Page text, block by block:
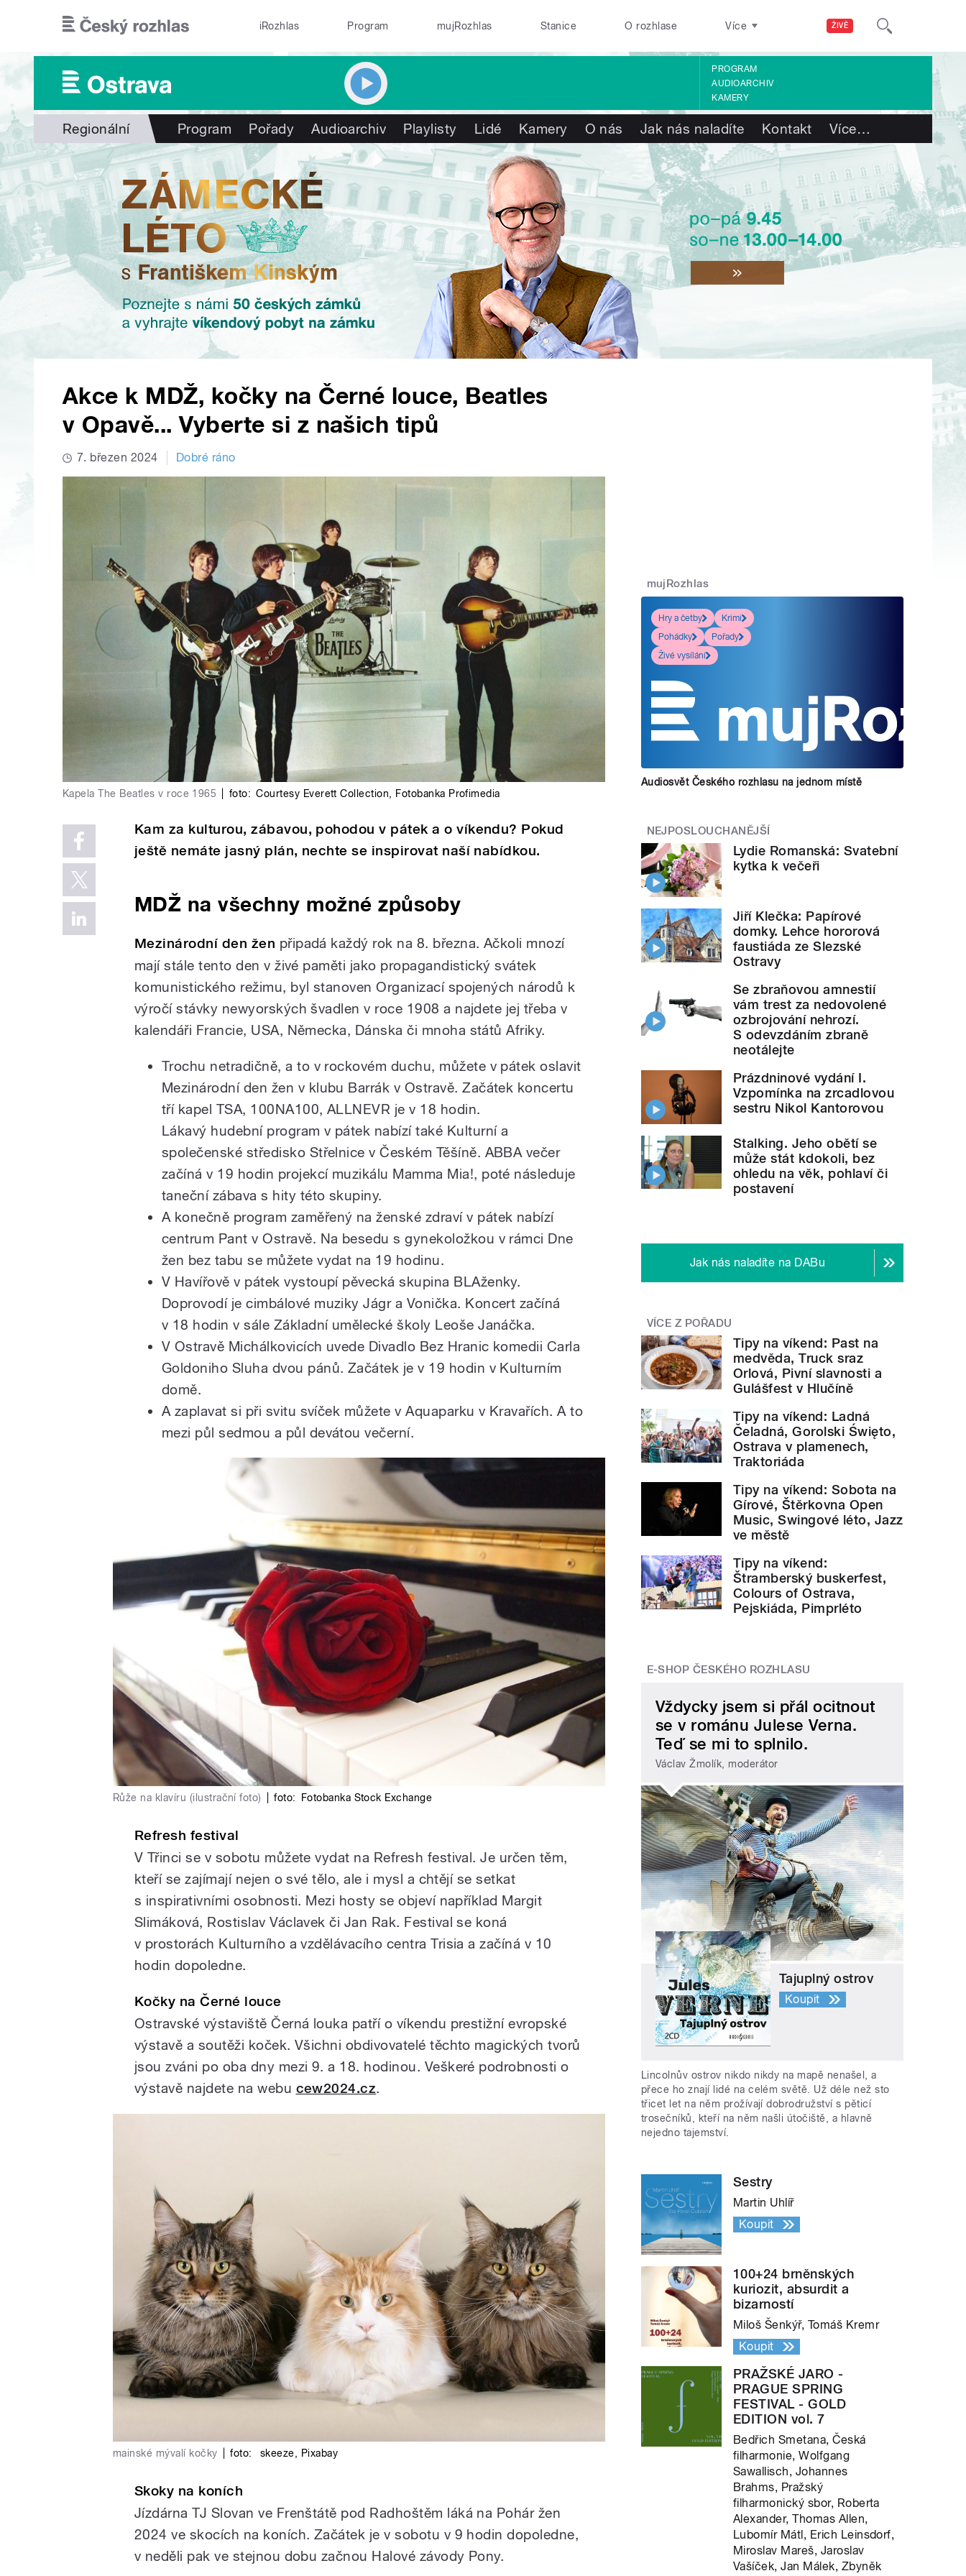
ŽIVĚ
iRozhlas Program mujRozhlas Stanice O rozhlase Více
PROGRAM
AUDIOARCHIV
KAMERY
Regionální Program Pořady Audioarchiv Playlisty Lidé Kamery O nás Jak nás naladíte Kontakt Více…
Akce k MDŽ, kočky na Černé louce, Beatles
v Opavě... Vyberte si z našich tipů
7. březen 2024 Dobré ráno
Kapela The Beatles v roce 1965 foto: Courtesy Everett Collection, Fotobanka Profimedia
Kam za kulturou, zábavou, pohodou v pátek a o víkendu? Pokud
ještě nemáte jasný plán, nechte se inspirovat naší nabídkou.
MDŽ na všechny možné způsoby
Mezinárodní den žen připadá každý rok na 8. března. Ačkoli mnozí
mají stále tento den v živé paměti jako propagandistický svátek
komunistického režimu, byl stanoven Organizací spojených národů k
výročí stávky newyorských švadlen v roce 1908 a najdete jej třeba v
kalendáři Francie, USA, Německa, Dánska či mnoha států Afriky.
Trochu netradičně, a to v rockovém duchu, můžete v pátek oslavit
Mezinárodní den žen v klubu Barrák v Ostravě. Začátek koncertu
tří kapel TSA, 100NA100, ALLNEVR je v 18 hodin.
Lákavý hudební program v pátek nabízí také Kulturní a
společenské středisko Střelnice v Českém Těšíně. ABBA večer
začíná v 19 hodin projekcí muzikálu Mamma Mia!, poté následuje
taneční zábava s hity této skupiny.
A konečně program zaměřený na ženské zdraví v pátek nabízí
centrum Pant v Ostravě. Na besedu s gynekoložkou v rámci Dne
žen bez tabu se můžete vydat na 19 hodinu.
V Havířově v pátek vystoupí pěvecká skupina BLAženky.
Doprovodí je cimbálové muziky Jágr a Vonička. Koncert začíná
v 18 hodin v sále Základní umělecké školy Leoše Janáčka.
V Ostravě Michálkovicích uvede Divadlo Bez Hranic komedii Carla
Goldoniho Sluha dvou pánů. Začátek je v 19 hodin v Kulturním
domě.
A zaplavat si při svitu svíček můžete v Aquaparku v Kravařích. A to
mezi půl sedmou a půl devátou večerní.
Růže na klavíru (ilustrační foto) foto: Fotobanka Stock Exchange
Refresh festival
V Třinci se v sobotu můžete vydat na Refresh festival. Je určen těm,
kteří se zajímají nejen o své tělo, ale i mysl a chtějí se setkat
s inspirativními osobnosti. Mezi hosty se objeví například Margit
Slimáková, Rostislav Václavek či Jan Rak. Festival se koná
v prostorách Kulturního a vzdělávacího centra Trisia a začíná v 10
hodin dopoledne.
Kočky na Černé louce
Ostravské výstaviště Černá louka patří o víkendu prestižní evropské
výstavě a soutěži koček. Všichni obdivovatelé těchto magických tvorů
jsou zváni po oba dny mezi 9. a 18. hodinou. Veškeré podrobnosti o
výstavě najdete na webu cew2024.cz.
mainské mývalí kočky foto: skeeze, Pixabay
Skoky na koních
Jízdárna TJ Slovan ve Frenštátě pod Radhoštěm láká na Pohár žen
2024 ve skocích na koních. Začátek je v sobotu v 9 hodin dopoledne,
v neděli pak ve stejnou dobu začnou Halové závody Pony.
mujRozhlas
Hry a četby
Krimi
Pohádky
Pořady
Živé vysílání
Audiosvět Českého rozhlasu na jednom místě
NEJPOSLOUCHANĚJŠÍ
Lydie Romanská: Svatební
kytka k večeři
Jiří Klečka: Papírové
domky. Lehce hororová
faustiáda ze Slezské
Ostravy
Se zbraňovou amnestií
vám trest za nedovolené
ozbrojování nehrozí.
S odevzdáním zbraně
neotálejte
Prázdninové vydání I.
Vzpomínka na zrcadlovou
sestru Nikol Kantorovou
Stalking. Jeho obětí se
může stát kdokoli, bez
ohledu na věk, pohlaví či
postavení
Jak nás naladíte na DABu
VÍCE Z POŘADU
Tipy na víkend: Past na
medvěda, Truck sraz
Orlová, Pivní slavnosti a
Gulášfest v Hlučíně
Tipy na víkend: Ladná
Čeladná, Gorolski Święto,
Ostrava v plamenech,
Traktoriáda
Tipy na víkend: Sobota na
Gírové, Štěrkovna Open
Music, Swingové léto, Jazz
ve městě
Tipy na víkend:
Štramberský buskerfest,
Colours of Ostrava,
Pejskiáda, Pimprléto
E-SHOP ČESKÉHO ROZHLASU
Vždycky jsem si přál ocitnout
se v románu Julese Verna.
Teď se mi to splnilo.
Václav Žmolík, moderátor
Tajuplný ostrov
Koupit
Lincolnův ostrov nikdo nikdy na mapě nenašel, a
přece ho znají lidé na celém světě. Už déle než sto
třicet let na něm prožívají dobrodružství s pěticí
trosečníků, kteří na něm našli útočiště, a hlavně
nejedno tajemství.
Sestry
Martin Uhlíř
Koupit
100+24 brněnských
kuriozit, absurdit a
bizarností
Miloš Šenkýř, Tomáš Kremr
Koupit
PRAŽSKÉ JARO -
PRAGUE SPRING
FESTIVAL - GOLD
EDITION vol. 7
Bedřich Smetana, Česká
filharmonie, Wolfgang
Sawallisch, Johannes
Brahms, Pražský
filharmonický sbor, Roberta
Alexander, Thomas Allen,
Lubomír Mátl, Erich Leinsdorf,
Miroslav Mareš, Jaroslav
Vašíček, Jan Málek, Zbyněk